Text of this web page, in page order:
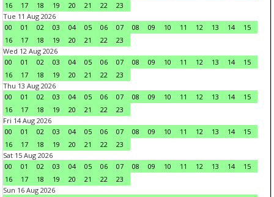
16
17 18 19 20 21 22
23
Tue 11 Aug 2026
00
01 02 03 04 05 06 07 08 09 10 11 12 13 14
15
16
17 18 19 20 21 22
23
Wed 12 Aug 2026
00
01 02 03 04 05 06 07 08 09 10 11 12 13 14
15
16
17 18 19 20 21 22
23
Thu 13 Aug 2026
00
01 02 03 04 05 06 07 08 09 10 11 12 13 14
15
16
17 18 19 20 21 22
23
Fri 14 Aug 2026
00
01 02 03 04 05 06 07 08 09 10 11 12 13 14
15
16
17 18 19 20 21 22
23
Sat 15 Aug 2026
00
01 02 03 04 05 06 07 08 09 10 11 12 13 14
15
16
17 18 19 20 21 22
23
Sun 16 Aug 2026